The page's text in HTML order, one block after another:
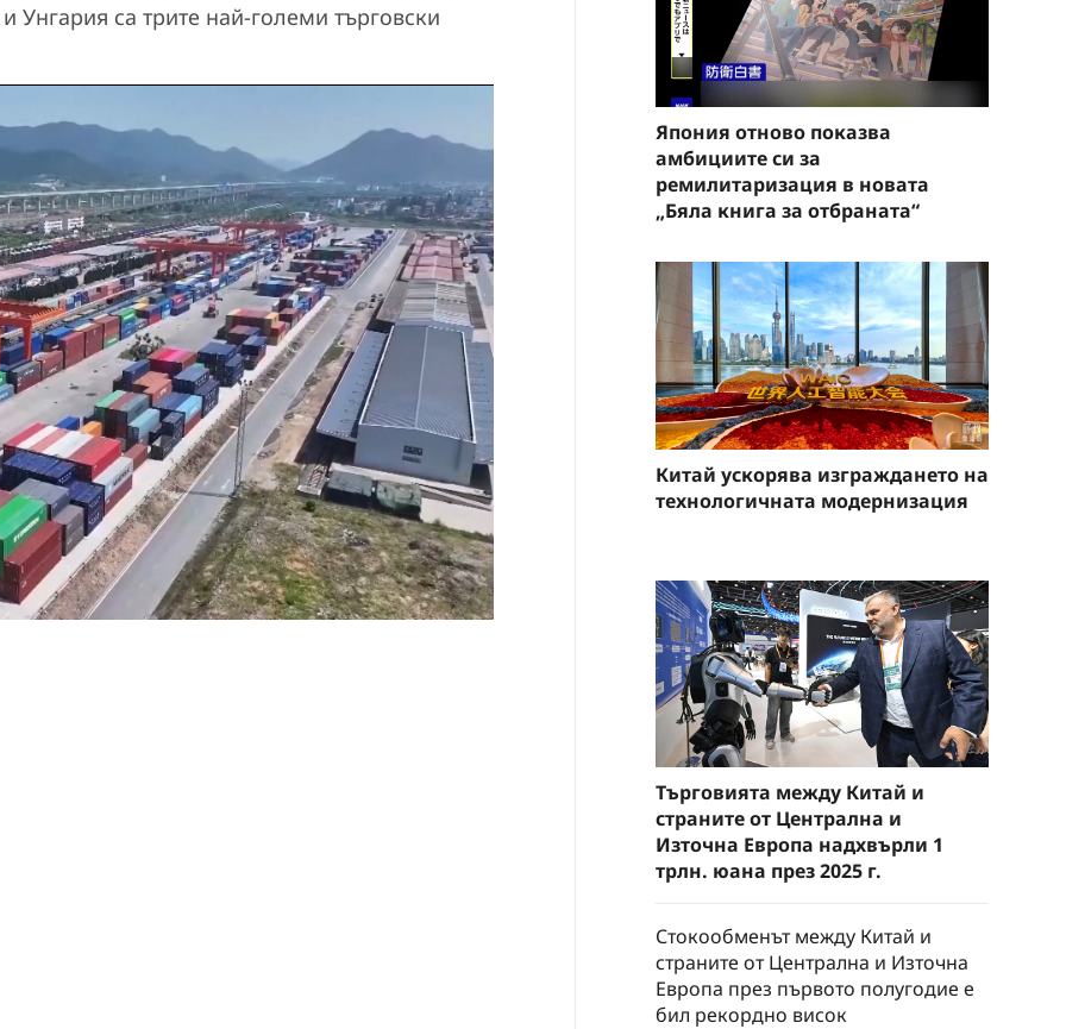
Унгария са трите най-големи търговски
Япония отново показва
амбициите си за
ремилитаризация в новата
„Бяла книга за отбраната“
Китай ускорява изграждането на
технологичната модернизация
Търговията между Китай и
страните от Централна и
Източна Европа надхвърли 1
трлн. юана през 2025 г.
Стокообменът между Китай и
страните от Централна и Източна
Европа през първото полугодие е
бил рекордно висок